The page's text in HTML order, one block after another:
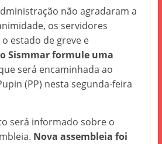
não agradaram a
os servidores
estado de greve e
Sismmar formule uma
será encaminhada ao
(PP) nesta segunda-feira
será informado sobre o
Nova assembleia foi